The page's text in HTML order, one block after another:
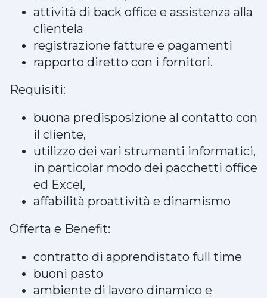
attività di back office e assistenza alla
clientela
registrazione fatture e pagamenti
rapporto diretto con i fornitori.
Requisiti:
buona predisposizione al contatto con
il cliente,
utilizzo dei vari strumenti informatici,
in particolar modo dei pacchetti office
ed Excel,
affabilità proattività e dinamismo
Offerta e Benefit:
contratto di apprendistato full time
buoni pasto
ambiente di lavoro dinamico e